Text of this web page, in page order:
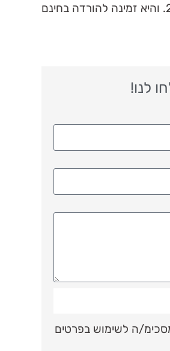
מיליון משתמשים פעילים חודשיים נכון לדצמבר 2018. והיא זמינה להורדה בחינם
לנו!
ה לשימוש בפרטים